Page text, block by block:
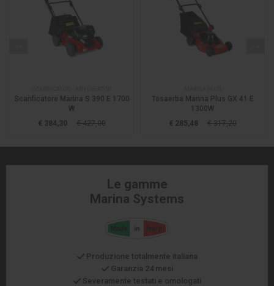
Scarificatore Marina S 390 E 1700
W
€ 384,30
€ 427,00
Tosaerba Marina Plus GX 41 E
1300W
€ 285,48
€ 317,20
Le gamme
Marina Systems
Produzione totalmente italiana
Garanzia 24 mesi
Severamente testati e omologati